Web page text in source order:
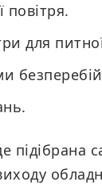
повітря.
для
підібрана